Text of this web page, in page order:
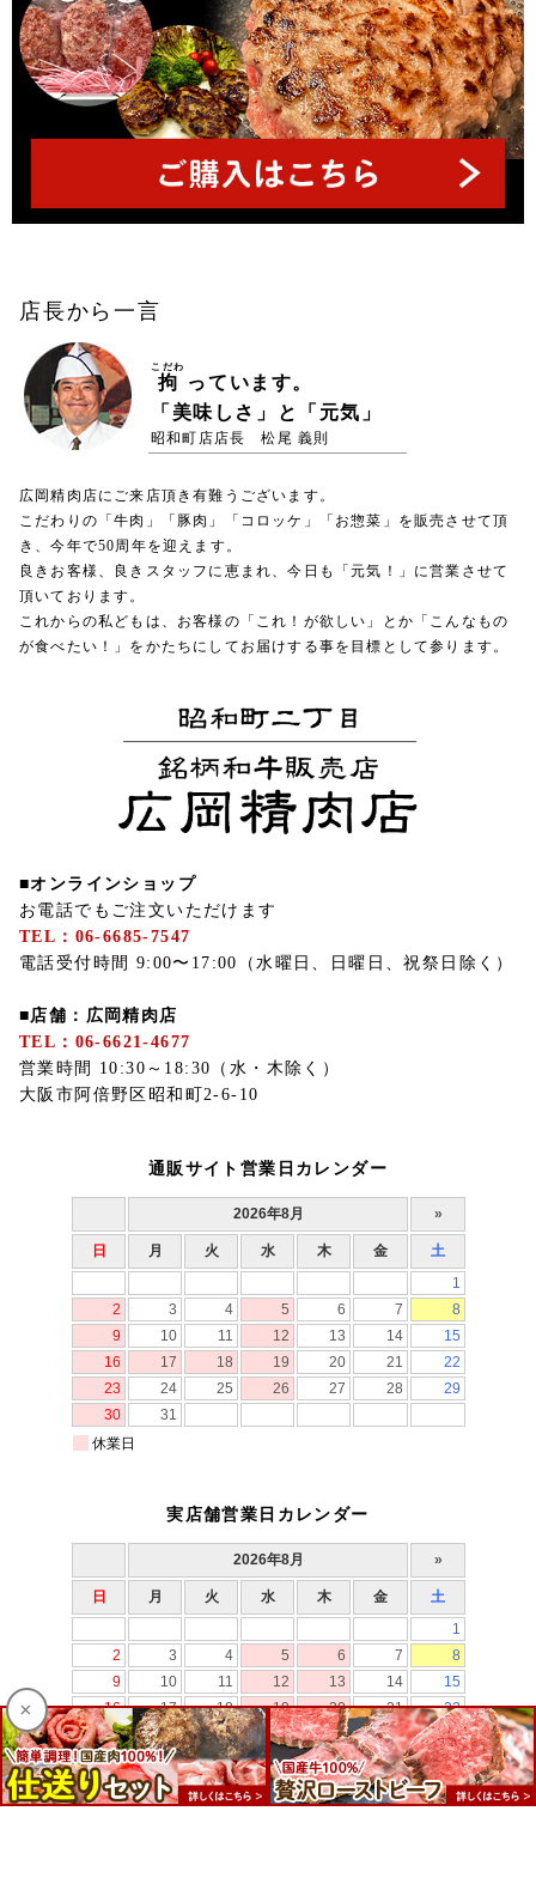
×
店長から一言
拘
こだわ
っています。
「美味しさ」と「元気」
昭和町店店長 松尾 義則
広岡精肉店にご来店頂き有難うございます。
こだわりの「牛肉」「豚肉」「コロッケ」「お惣菜」を販売させて頂
き、今年で50周年を迎えます。
良きお客様、良きスタッフに恵まれ、今日も「元気！」に営業させて
頂いております。
これからの私どもは、お客様の「これ！が欲しい」とか「こんなもの
が食べたい！」をかたちにしてお届けする事を目標として参ります。
■オンラインショップ
お電話でもご注文いただけます
TEL：06-6685-7547
電話受付時間 9:00〜17:00（水曜日、日曜日、祝祭日除く）
■店舗：広岡精肉店
TEL：06-6621-4677
営業時間 10:30～18:30（水・木除く）
大阪市阿倍野区昭和町2-6-10
通販サイト営業日カレンダー
実店舗営業日カレンダー